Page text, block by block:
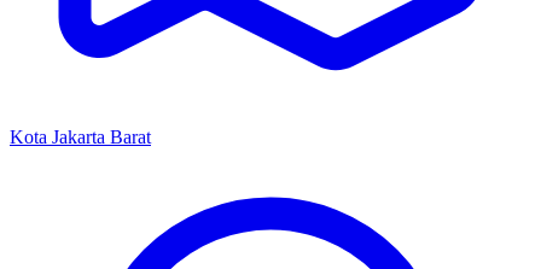
Kota Jakarta Barat